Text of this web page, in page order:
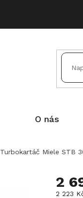
O nás
Turbokartáč Miele STB
2
2 223